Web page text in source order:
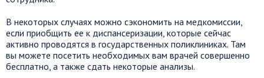
В некоторых случаях можно сэкономить на медкомиссии,
если приобщить ее к диспансеризации, которые сейчас
активно проводятся в государственных поликлиниках. Там
вы можете посетить необходимых вам врачей совершенно
бесплатно, а также сдать некоторые анализы.